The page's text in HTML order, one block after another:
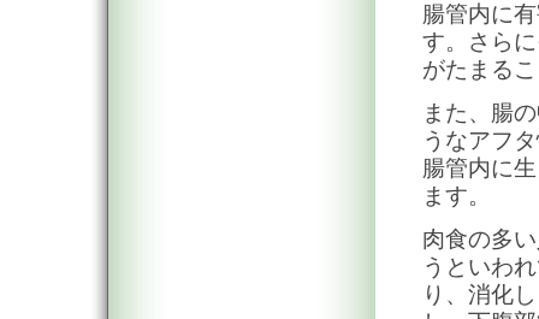
腸管内に
す。さら
がたまる
また、腸
うなアフ
腸管内に
ます。
肉食の多
うといわ
り、消化